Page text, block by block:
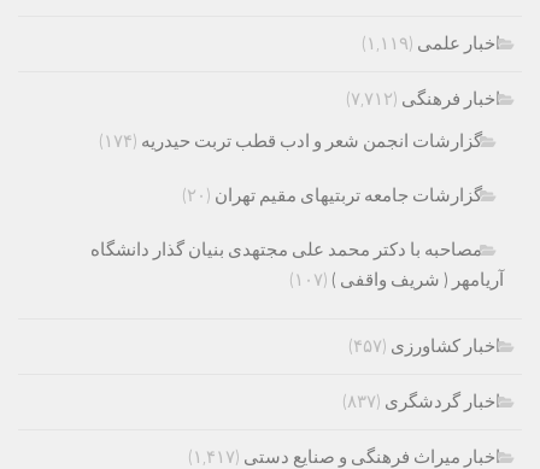
اخبار علمی (۱,۱۱۹)
اخبار فرهنگی (۷,۷۱۲)
گزارشات انجمن شعر و ادب قطب تربت حیدریه (۱۷۴)
گزارشات جامعه تربتیهای مقیم تهران (۲۰)
مصاحبه با دکتر محمد علی مجتهدی بنیان گذار دانشگاه
آریامهر ( شریف واقفی ) (۱۰۷)
اخبار کشاورزی (۴۵۷)
اخبار گردشگری (۸۳۷)
اخبار میراث فرهنگی و صنایع دستی (۱,۴۱۷)